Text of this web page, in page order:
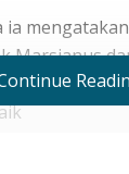
ia
Marsianus
di